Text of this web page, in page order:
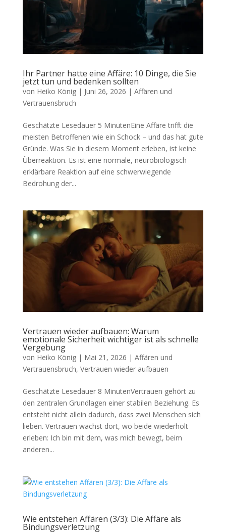
Ihr Partner hatte eine Affäre: 10 Dinge, die Sie
jetzt tun und bedenken sollten
von Heiko König| Juni 26, 2026 | Affären und
Vertrauensbruch
Geschätzte Lesedauer 5 MinutenEine Affäre trifft die
meisten Betroffenen wie ein Schock – und das hat gute
Gründe. Was Sie in diesem Moment erleben, ist keine
Überreaktion. Es ist eine normale, neurobiologisch
erklärbare Reaktion auf eine schwerwiegende
Bedrohung der...
Vertrauen wieder aufbauen: Warum
emotionale Sicherheit wichtiger ist als schnelle
Vergebung
von Heiko König| Mai 21, 2026 | Affären und
Vertrauensbruch, Vertrauen wieder aufbauen
Geschätzte Lesedauer 8 MinutenVertrauen gehört zu
den zentralen Grundlagen einer stabilen Beziehung. Es
entsteht nicht allein dadurch, dass zwei Menschen sich
lieben. Vertrauen wächst dort, wo beide wiederholt
erleben: Ich bin mit dem, was mich bewegt, beim
anderen...
Wie entstehen Affären (3/3): Die Affäre als
Bindungsverletzung